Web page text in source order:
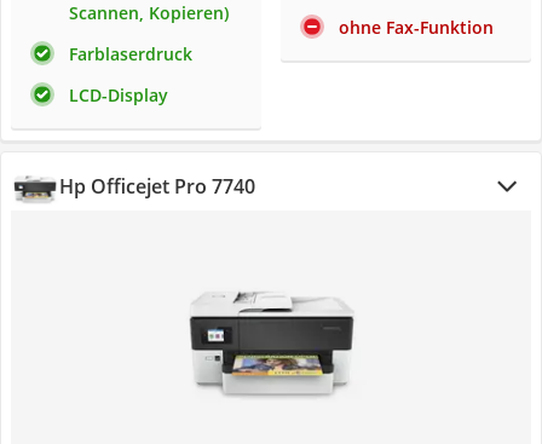
Scannen, Kopieren)
Farblaserdruck
LCD-Display
ohne Fax-Funktion
Hp Officejet Pro 7740